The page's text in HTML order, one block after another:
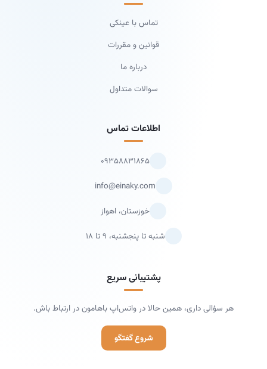
تماس با عینکی
قوانین و مقررات
درباره ما
سوالات متداول
اطلاعات تماس
۰۹۳۵۸۸۳۱۸۶۵
info@einaky.com
خوزستان، اهواز
شنبه تا پنجشنبه، ۹ تا ۱۸
پشتیبانی سریع
هر سؤالی داری، همین حالا در واتس‌اپ باهامون در ارتباط باش.
شروع گفتگو